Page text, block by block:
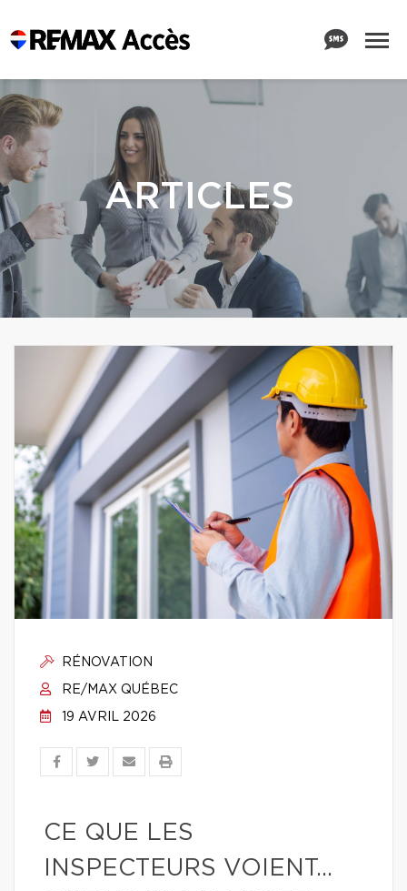
ARTICLES
RÉNOVATION
RE/MAX QUÉBEC
19 AVRIL 2026
CE QUE LES
INSPECTEURS VOIENT…